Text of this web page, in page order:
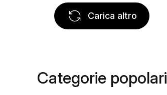
Carica altro
Categorie popolari